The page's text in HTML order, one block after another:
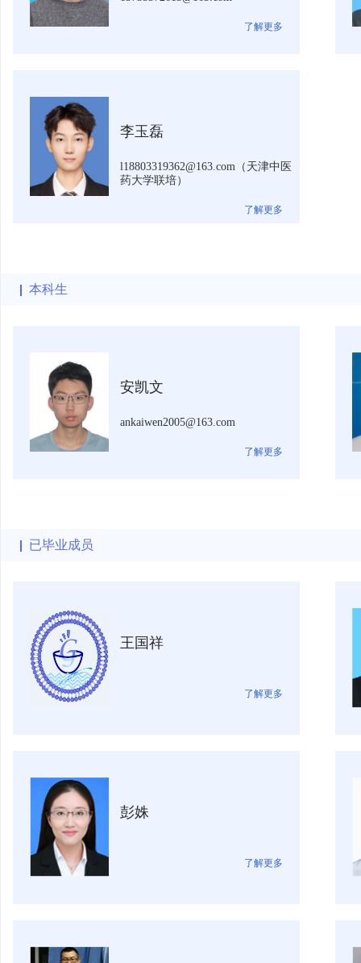
了解更多
李玉磊
l18803319362@163.com（天津中医
药大学联培）
了解更多
本科生
安凯文
ankaiwen2005@163.com
了解更多
已毕业成员
王国祥
了解更多
彭姝
了解更多